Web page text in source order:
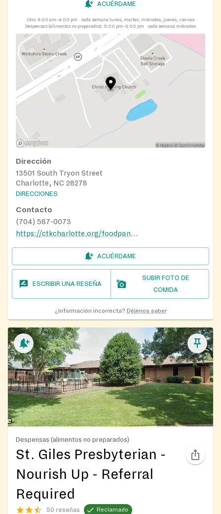
ACUÉRDAME
Otro: 8:00 am–4:00 pm
cada semana lunes, martes, miércoles, jueves, viernes
Despensas (alimentos no preparados): 5:00 pm–6:00 pm cada semana miércoles
Dirección
13501 South Tryon Street
Charlotte, NC 28278
DIRECCIONES
Contacto
(704) 587-0073
https://ctkcharlotte.org/foodpantry/
ACUÉRDAME
ESCRIBIR UNA RESEÑA
SUBIR FOTO DE
COMIDA
¿Información incorrecta? Déjenos saber
Despensas (alimentos no preparados)
St. Giles Presbyterian -
Nourish Up - Referral
Required
50 reseñas Reclamado